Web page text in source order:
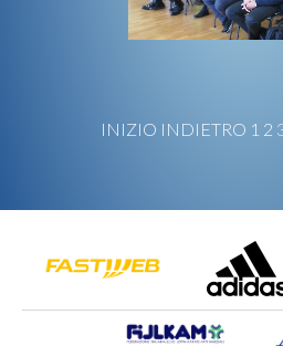
INIZIO INDIETRO 1 2